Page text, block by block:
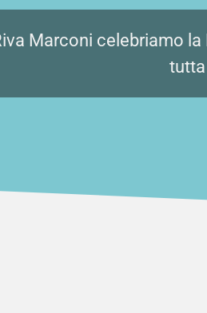
Marconi celebriamo